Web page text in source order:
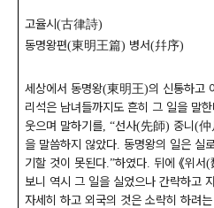
고율시(古律詩)
동명왕편(東明王篇) 병서(幷序)
세상에서 동명왕(東明王)의 신통하고
리석은 남녀들까지도 흔히 그 일을 말
웃으며 말하기를, “선사(先師) 중니 (仲
을 말씀하지 않았다. 동명왕의 일은 실
기할 것이 못된다.”하였다. 뒤에 《위서(
보니 역시 그 일을 실었으나 간략하고
자세히 하고 외국의 것은 소략히 하려